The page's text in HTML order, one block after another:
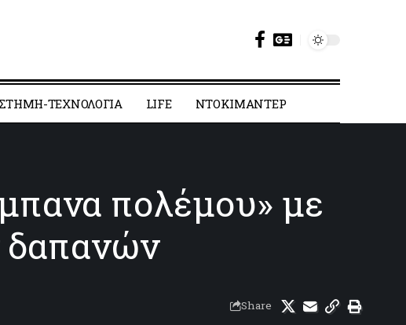
ΤΕΧΝΟΛΟΓΙΑ LIFE ΝΤΟΚΙΜΑΝΤΕΡ
πολέμου» με
δαπανών
Share